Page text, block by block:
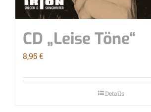
CD „Lei­se Töne“
8,95€
Details